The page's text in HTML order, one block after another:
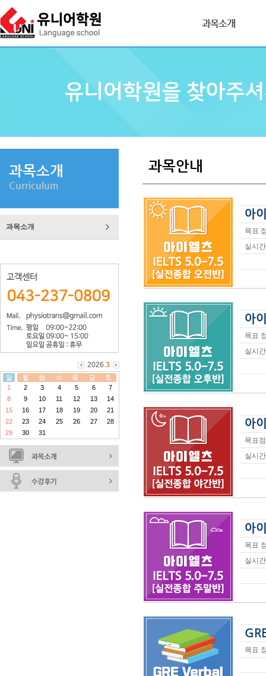
과목소개
과목소개
Curriculum
과목소개
2026.3
1 2 3 4 5 6
7
8
9 10 11 12 13
14
15
16 17 18 19 20
21
22
23 24 25 26 27
28
29
30 31
과목안내
아
목표
실시
아
목표
실시
아
목표
실시
아
목표
실시
목표